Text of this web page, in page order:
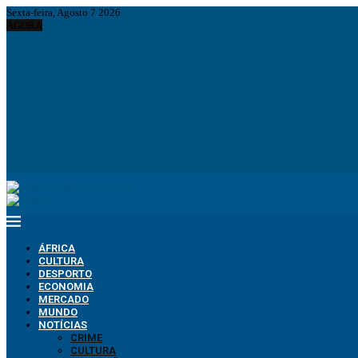
Sexta-feira, Agosto 7 2026
ÁFRICA
CULTURA
DESPORTO
ECONOMIA
MERCADO
MUNDO
NOTÍCIAS
CRIME
CULTURA